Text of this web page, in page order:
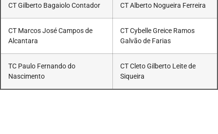
CT Gilberto Bagaiolo Contador CT Alberto Nogueira Ferreira
CT Marcos José Campos de
Alcantara
CT Cybelle Greice Ramos
Galvão de Farias
TC Paulo Fernando do
Nascimento
CT Cleto Gilberto Leite de
Siqueira